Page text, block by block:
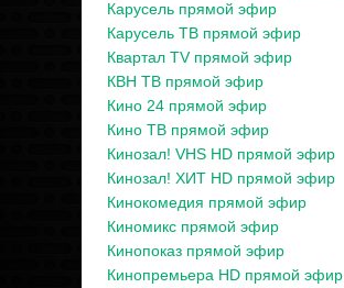
Карусель прямой эфир
Карусель ТВ прямой эфир
Квартал TV прямой эфир
КВН ТВ прямой эфир
Кино 24 прямой эфир
Кино ТВ прямой эфир
Кинозал! VHS HD прямой эфир
Кинозал! ХИТ HD прямой эфир
Кинокомедия прямой эфир
Киномикс прямой эфир
Кинопоказ прямой эфир
Кинопремьера HD прямой эфир